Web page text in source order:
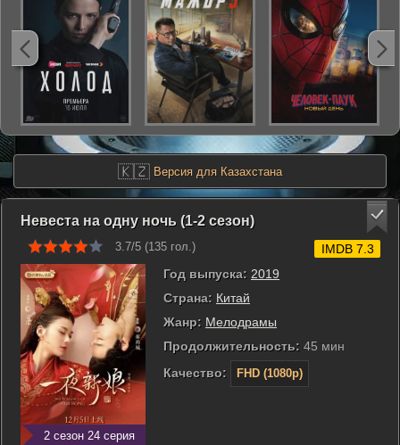
🇰🇿 Версия для Казахстана
Невеста на одну ночь (1-2 сезон)
3.7/5 (135 гол.)
2 сезон 24 серия
Год выпуска: 2019
Страна: Китай
Жанр: Мелодрамы
Продолжительность: 45 мин
Качество:
FHD (1080p)
IMDB 7.3